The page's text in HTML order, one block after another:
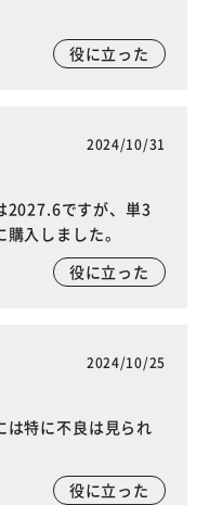
役に立った
2024/10/31
2027.6ですが、単3
入しました。
役に立った
2024/10/25
は特に不良は見られ
役に立った